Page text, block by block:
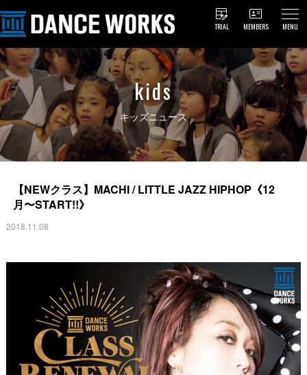
TRIAL MEMBERS MENU
kids
キッズニュース
【NEWクラス】MACHI / LITTLE JAZZ HIPHOP《12
月〜START!!》
2018.11.08